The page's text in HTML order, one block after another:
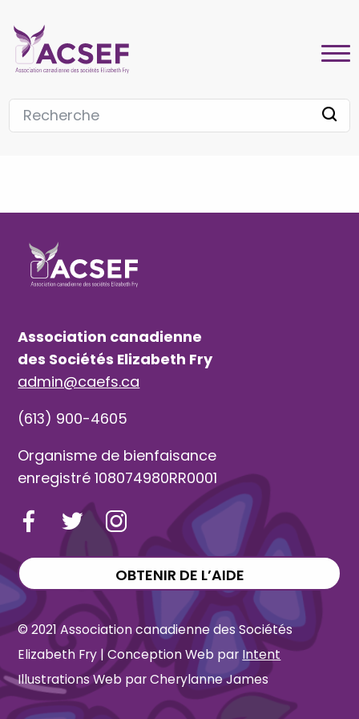
Association canadienne
des Sociétés Elizabeth Fry
admin@caefs.ca
(613) 900-4605
Organisme de bienfaisance
enregistré 108074980RR0001
OBTENIR DE L’AIDE
© 2021 Association canadienne des Sociétés
Elizabeth Fry | Conception Web par Intent
Illustrations Web par Cherylanne James